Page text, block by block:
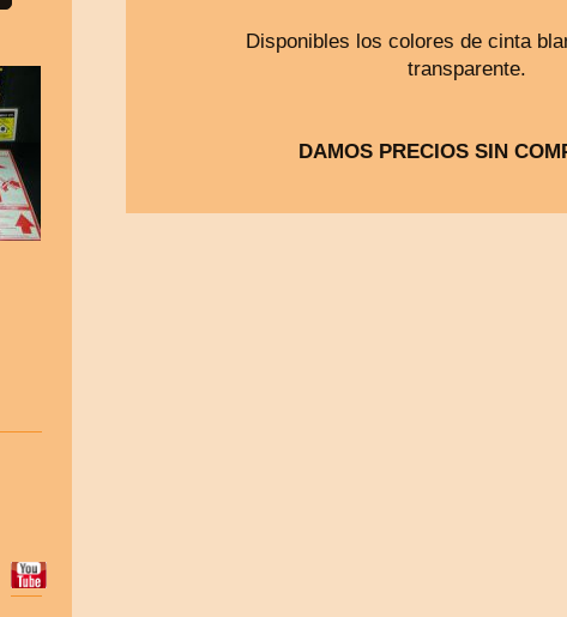
Disponibles los colores de cinta
transparente.
DAMOS PRECIOS SIN